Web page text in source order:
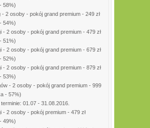
58%)
- 2 osoby - pokój grand premium - 249 zł
54%)
- 2 osoby - pokój grand premium - 479 zł
51%)
- 2 osoby - pokój grand premium - 679 zł
52%)
- 2 osoby - pokój grand premium - 879 zł
53%)
- 2 osoby - pokój grand premium - 999
- 57%)
01.07 - 31.08.2016.
- 2 osoby - pokój premium - 479 zł
49%)